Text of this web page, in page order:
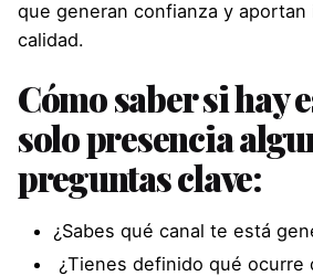
que generan confianza y aportan
calidad.
Cómo saber si hay
solo presencia
preguntas clave:
¿Sabes qué canal te está
¿Tienes definido qué ocurre